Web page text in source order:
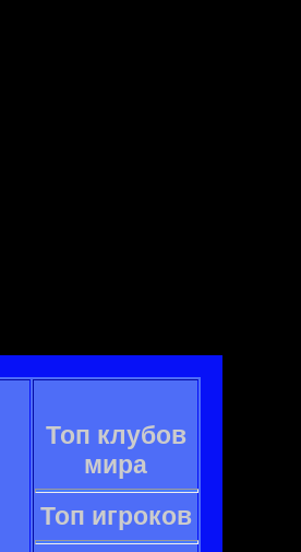
Топ клубов
мира
Топ игроков